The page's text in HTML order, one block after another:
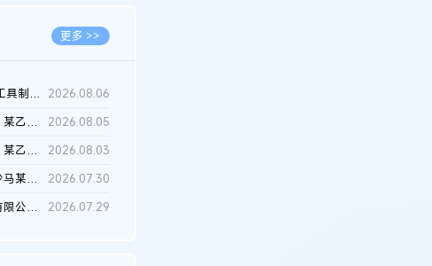
更多 >>
上诉人I某工具制品有限公司与被上诉人程某及一审被告中华人民共和...
2026.08.06
某甲公司、某乙公司、某丙公司申请诉前行为保全复议裁定书
2026.08.05
某甲公司、某乙公司、官某与某丙公司专利申请权权属纠纷 二审判决...
2026.08.03
谭某与长沙马某堆农产品股份有限公司滥用市场支配地位纠纷二审裁...
2026.07.30
杭州华某有限公司与菲某有限公司侵害发明专利权纠纷 2026.07.29